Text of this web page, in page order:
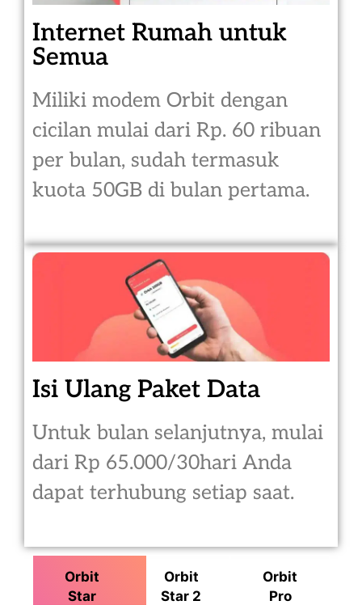
Internet Rumah untuk
Semua
Miliki modem Orbit dengan
cicilan mulai dari Rp. 60 ribuan
per bulan, sudah termasuk
kuota 50GB di bulan pertama.
Isi Ulang Paket Data
Untuk bulan selanjutnya, mulai
dari Rp 65.000/30hari Anda
dapat terhubung setiap saat.
Orbit
Star
Orbit
Star 2
Orbit
Pro